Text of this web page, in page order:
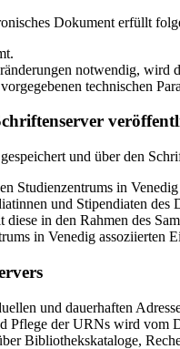
Dokument erfüllt
notwendig, wird
technischen
und über den
Studienzentrums in
und Stipendiaten
in den Rahmen des
in Venedig assoziierten
und dauerhaften
Pflege der URNs wird vom
Bibliothekskataloge,